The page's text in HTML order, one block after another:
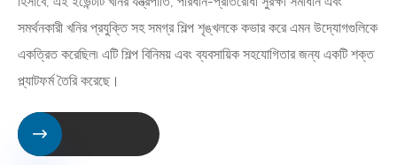
সমর্থনকারী খনির প্রযুক্তি সহ সমগ্র শিল্প শৃঙ্খলকে কভার করে এমন উদ্যোগগুলিকে
একত্রিত করেছিল৷ এটি শিল্প বিনিময় এবং ব্যবসায়িক সহযোগিতার জন্য একটি শক্ত
প্ল্যাটফর্ম তৈরি করেছে।
